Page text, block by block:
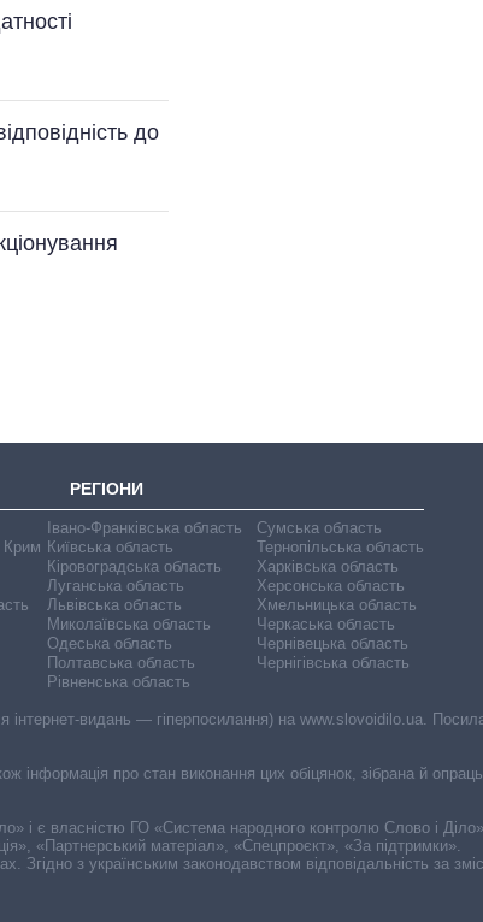
до
РЕГІОНИ
Крим
Івано-Франківська область
Київська область
Кіровоградська область
Луганська область
Львівська область
Миколаївська область
Одеська область
Полтавська область
Рівненська область
Сумська область
Тернопільська область
Харківська область
Херсонська область
Хмельницька область
Черкаська область
Чернівецька область
Чернігівська область
інтернет-видань — гіперпосилання) на www.slovoidilo.ua.
інформація про стан виконання цих обіцянок, зібрана й
і є власністю ГО «Система народного контролю Слово і Діло».
«Партнерський матеріал», «Спецпроєкт», «За підтримки».
Згідно з українським законодавством відповідальність за